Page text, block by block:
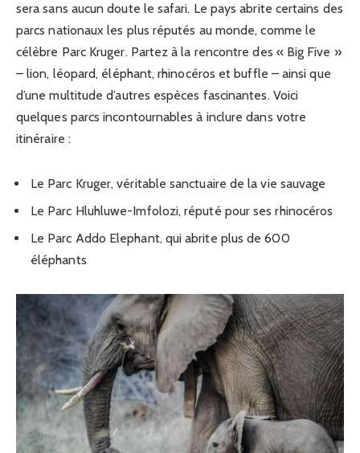
sera sans aucun doute le safari. Le pays abrite certains des
parcs nationaux les plus réputés au monde, comme le
célèbre Parc Kruger. Partez à la rencontre des « Big Five »
– lion, léopard, éléphant, rhinocéros et buffle – ainsi que
d’une multitude d’autres espèces fascinantes. Voici
quelques parcs incontournables à inclure dans votre
itinéraire :
Le Parc Kruger, véritable sanctuaire de la vie sauvage
Le Parc Hluhluwe-Imfolozi, réputé pour ses rhinocéros
Le Parc Addo Elephant, qui abrite plus de 600
éléphants